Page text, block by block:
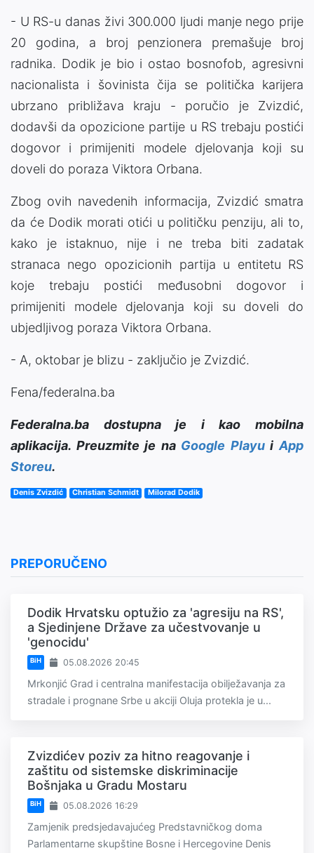
- U RS-u danas živi 300.000 ljudi manje nego prije
20 godina, a broj penzionera premašuje broj
radnika. Dodik je bio i ostao bosnofob, agresivni
nacionalista i šovinista čija se politička karijera
ubrzano približava kraju - poručio je Zvizdić,
dodavši da opozicione partije u RS trebaju postići
dogovor i primijeniti modele djelovanja koji su
doveli do poraza Viktora Orbana.
Zbog ovih navedenih informacija, Zvizdić smatra
da će Dodik morati otići u političku penziju, ali to,
kako je istaknuo, nije i ne treba biti zadatak
stranaca nego opozicionih partija u entitetu RS
koje trebaju postići međusobni dogovor i
primijeniti modele djelovanja koji su doveli do
ubjedljivog poraza Viktora Orbana.
- A, oktobar je blizu - zaključio je Zvizdić.
Fena/federalna.ba
Federalna.ba dostupna je i kao mobilna
aplikacija. Preuzmite je na Google PlayuiApp
Storeu.
Denis Zvizdić Christian Schmidt Milorad Dodik
PREPORUČENO
Dodik Hrvatsku optužio za 'agresiju na RS',
a Sjedinjene Države za učestvovanje u
'genocidu'
BiH 05.08.2026 20:45
Mrkonjić Grad i centralna manifestacija obilježavanja za
stradale i prognane Srbe u akciji Oluja protekla je u...
Zvizdićev poziv za hitno reagovanje i
zaštitu od sistemske diskriminacije
Bošnjaka u Gradu Mostaru
BiH 05.08.2026 16:29
Zamjenik predsjedavajućeg Predstavničkog doma
Parlamentarne skupštine Bosne i Hercegovine Denis